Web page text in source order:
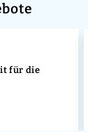
für die